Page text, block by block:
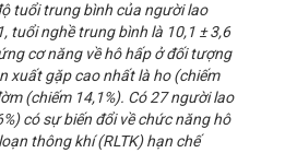
tuổi trung bình của người lao
tuổi nghề trung bình là 10,1 ± 3,6
cơ năng về hô hấp ở đối tượng
xuất gặp cao nhất là ho (chiếm
(chiếm 14,1%). Có 27 người lao
có sự biến đổi về chức năng hô
thông khí (RLTK) hạn chế